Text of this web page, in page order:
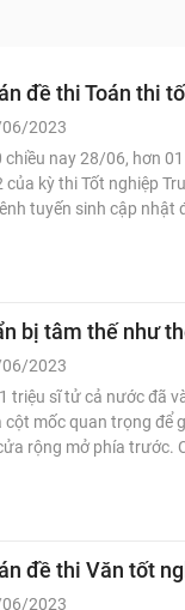
đề thi Toán thi
2023
chiều nay 28/06, hơn
của kỳ thi Tốt nghiệp
tuyến sinh cập nhật
bị tâm thế như
2023
triệu sĩ tử cả nước đã
cột mốc quan trọng để
rộng mở phía trước.
đề thi Văn tốt
2023